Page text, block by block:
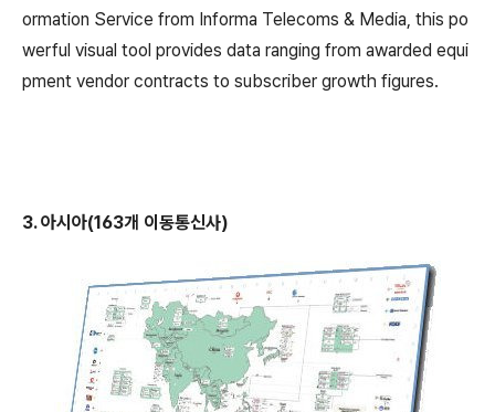
ormation Service from Informa Telecoms & Media, this po
werful visual tool provides data ranging from awarded equi
pment vendor contracts to subscriber growth figures.
3. 아시아(163개 이동통신사)